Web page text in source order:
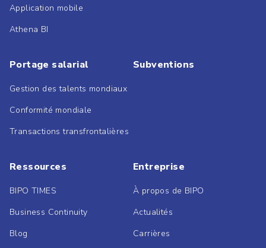
Application mobile
Athena BI
Portage salarial
Gestion des talents mondiaux
Conformité mondiale
Transactions transfrontalières
Subventions
Ressources
BIPO TIMES
Business Continuity
Blog
Entreprise
À propos de BIPO
Actualités
Carrières